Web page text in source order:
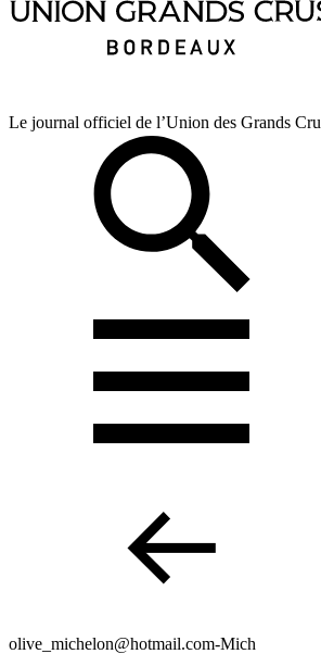
Le journal officiel de l’Union des Grands
olive_michelon@hotmail.com-Mich